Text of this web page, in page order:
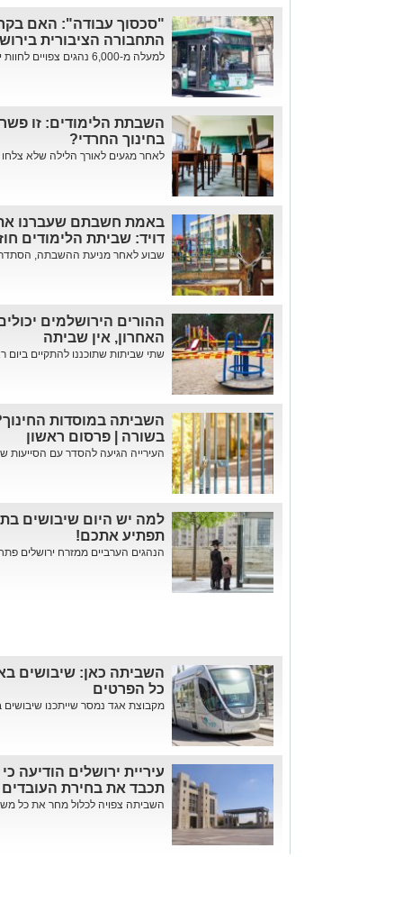
"סכסוך עבודה": האם
התחבורה הציבורית
למעלה מ-6,000 נהגים צפויים לחוות ירידה של 50% בשכר • איגוד הת...
השבתת הלימודים: זו
בחינוך החרדי?
לאחר מגעים לאורך הלילה שלא
באמת חשבתם שעברנו
דויד: שביתת הלימודים
שבוע לאחר מניעת ההשבתה,
ההורים הירושלמים
האחרון, אין שביתה
שתי שביתות שתוכננו להתקיים ביום
השביתה במוסדות
בשורה | פרסום ראשון
העירייה הגיעה להסדר עם הסייעות
למה יש היום שיבושים
תפתיע אתכם!
הנהגים הערביים ממזרח ירושלים
השביתה כאן: שיבושים
כל הפרטים
מקבוצת אגד נמסר שייתכנו שיבושים
עיריית ירושלים הודיעה
תכבד את בחירת
השביתה צפויה לכלול מחר את כל